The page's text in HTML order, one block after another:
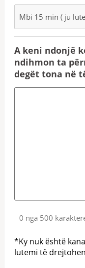
A keni ndonjë
ndihmon ta
degët tona në
0 nga 500
*Ky nuk është
lutemi të